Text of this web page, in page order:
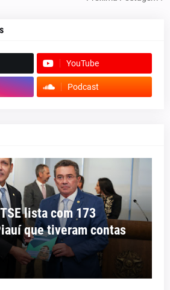
YouTube
Podcast
lista com 173
que tiveram contas